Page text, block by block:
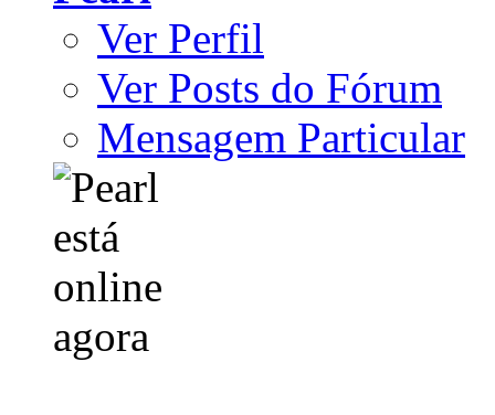
Ver Perfil
Ver Posts do Fórum
Mensagem Particular